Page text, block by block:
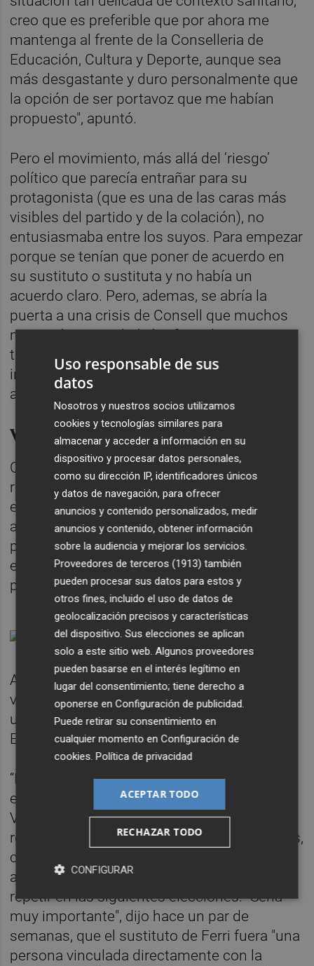
creo que es preferible que por ahora me
mantenga al frente de la Conselleria de
Educación, Cultura y Deporte, aunque sea
más desgastante y duro personalmente que
la opción de ser portavoz que me habían
propuesto", apuntó.
Pero el movimiento, más allá del ‘riesgo’
político que parecía entrañar para su
protagonista (que es una de las caras más
visibles del partido y de la colación), no
entusiasmaba entre los suyos. Para empezar
porque se tenían que poner de acuerdo en
su sustituto o sustituta y no había un
acuerdo claro. Pero, ademas, se abría la
puerta a una crisis de Consell que muchos
no querían y que habría afectado a otros
titulares. Eso podría haberle restado apoyos
internos en el grupo y pudo animar a unos y
a otros a optar por la ‘vía Robles’.
Valencia y València
Como aval, desde Més Compromís
recordaron desde el partido que ella fue tras
el aún portavoz yEnric Morerala que más
apoyos tuvo en las primarias de 2019 en la
provincia de Valencia y que así se mantiene
el equilibrio territorial con las otras dos
provincias.
Además, no hay que olvidar que ha habido
voces muy significativas que habían pedido
un síndic o síndica vinculado a València.
Entre otros, su alcaldeJoan Ribó.
“Es importante que cuando se hable de
estos temas se piense que la ciudad de
València, que tiene una necesidad de
relación con la Generalitat en muchos temas,
casi cada día prácticamente", apuntó el
alcalde del ‘cap i casal’ y posible candidato a
repetir en las siguientes elecciones. "Sería
muy importante", dijo hace un par de
semanas, que el sustituto de Ferri fuera "una
persona vinculada directamente con la
Uso responsable de sus
datos
Nosotros y nuestros socios utilizamos
cookies y tecnologías similares para
almacenar y acceder a información en su
dispositivo y procesar datos personales,
como su dirección IP, identificadores únicos
y datos de navegación, para ofrecer
anuncios y contenido personalizados, medir
anuncios y contenido, obtener información
sobre la audiencia y mejorar los servicios.
Proveedores de terceros (1913) también
pueden procesar sus datos para estos y
otros fines, incluido el uso de datos de
geolocalización precisos y características
del dispositivo. Sus elecciones se aplican
solo a este sitio web. Algunos proveedores
pueden basarse en el interés legítimo en
lugar del consentimiento; tiene derecho a
oponerse enConfiguración de publicidad.
Puede retirar su consentimiento en
cualquier momento enConfiguración de
cookies.Política de privacidad
ACEPTAR TODO
RECHAZAR TODO
CONFIGURAR